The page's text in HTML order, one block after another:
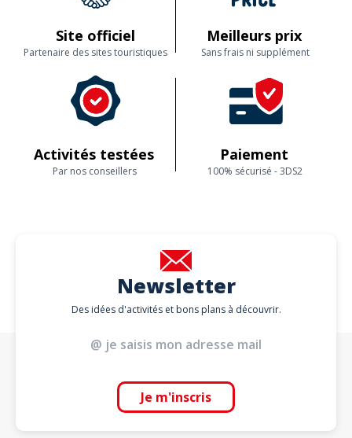
Site officiel
Partenaire des sites touristiques
Meilleurs prix
Sans frais ni supplément
Activités testées
Par nos conseillers
Paiement
100% sécurisé - 3DS2
Newsletter
Des idées d'activités et bons plans à découvrir.
Je m'inscris